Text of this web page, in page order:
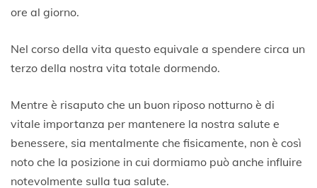
ore al giorno.
Nel corso della vita questo equivale a spendere circa un
terzo della nostra vita totale dormendo.
Mentre è risaputo che un buon riposo notturno è di
vitale importanza per mantenere la nostra salute e
benessere, sia mentalmente che fisicamente, non è così
noto che la posizione in cui dormiamo può anche influire
notevolmente sulla tua salute.